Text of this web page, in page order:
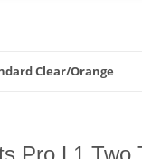
Clear/Orange